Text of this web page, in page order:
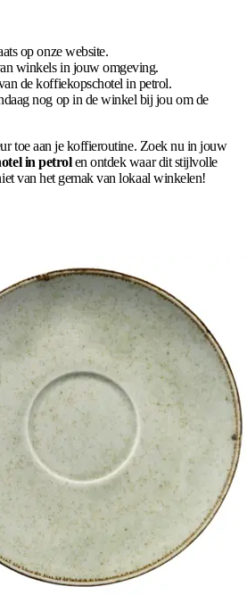
op onze website.
winkels in jouw omgeving.
de koffiekopschotel in petrol.
nog op in de winkel bij jou om de
toe aan je koffieroutine. Zoek nu in jouw
in petrolen ontdek waar dit stijlvolle
van het gemak van lokaal winkelen!